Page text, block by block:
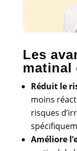
Les
matinal
Réduit le
moins
risques
Améliore